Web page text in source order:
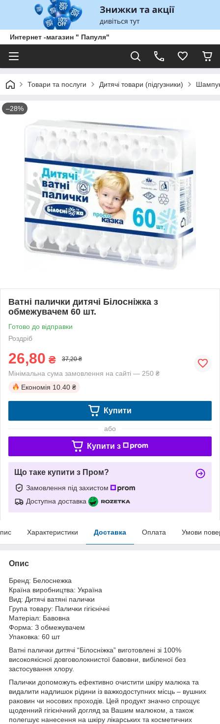
Интернет -магазин " Папуля"
Товари та послуги Дитячі товари (підгузники)
–28%
Ватні палички дитячі Білосніжка з
обмежувачем 60 шт.
Готово до відправки
Роздріб
26,80 ₴ 37,20 ₴
Мінімальна сума замовлення на сайті — 250 ₴
Економія 10.40 ₴
Купити
або
Купити з
Що таке купити з Пром?
Замовлення під захистом
Доступна доставка
Характеристики Доставка Оплата Умови
Опис
Бренд: Белоснежка
Країна виробництва: Україна
Вид: Дитячі ватяні палички
Група товару: Палички гігієнічні
Матеріал: Бавовна
Форма: З обмежувачем
Упаковка: 60 шт
Ватні палички дитячі “Білосніжка” виготовлені зі 100%
високоякісної довговолокнистої бавовни, вибіленої без
застосування хлору.
Палички допоможуть ефективно очистити шкіру малюка та
видалити надлишок рідини із важкодоступних місць – вушних
раковин чи носових проходів. Цей продукт значно спрощує
щоденний гігієнічний догляд за Вашим малюком, а також
полегшує нанесення на шкіру лікарських та косметичних